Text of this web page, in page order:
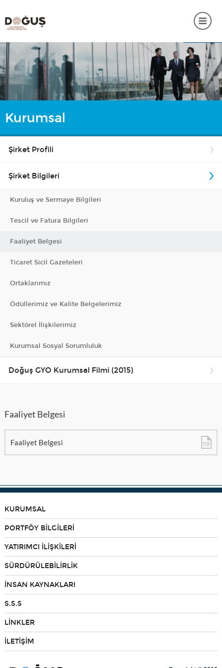
ANASAYFA
KURUMSAL
PORTFÖY BİLGİLERİ
YATIRIMCI İLİŞKİLERİ
Kurumsal
Şirket Profili
Şirket Bilgileri
Kuruluş ve Sermaye Bilgileri
Tescil ve Fatura Bilgileri
Faaliyet Belgesi
Ticaret Sicil Gazeteleri
Ortaklarımız
Ödüllerimiz ve Kalite Belgelerimiz
Sektörel İlişkilerimiz
Kurumsal Sosyal Sorumluluk
Doğuş GYO Kurumsal Filmi (2015)
Faaliyet Belgesi
Faaliyet Belgesi
KURUMSAL
PORTFÖY BİLGİLERİ
YATIRIMCI İLİŞKİLERİ
SÜRDÜRÜLEBİLİRLİK
İNSAN KAYNAKLARI
S.S.S
LİNKLER
İLETİŞİM